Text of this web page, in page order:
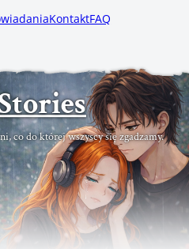
KontaktFAQ
co do której wszyscy się zgadzamy.